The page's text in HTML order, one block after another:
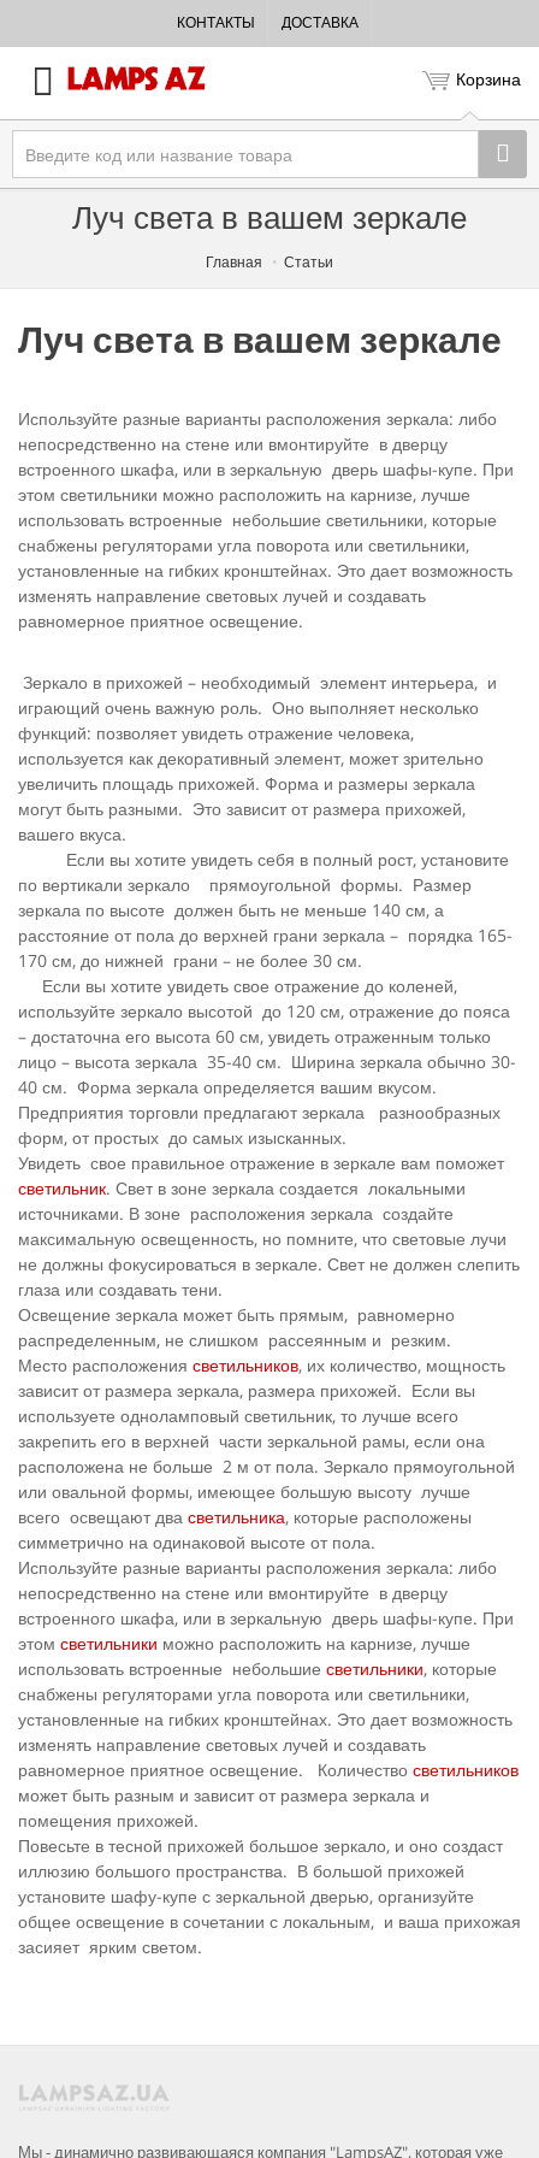
КОНТАКТЫ ДОСТАВКА
Корзина
Луч света в вашем зеркале
Главная Статьи
Луч света в вашем зеркале
Используйте разные варианты расположения зеркала: либо
непосредственно на стене или вмонтируйте в дверцу
встроенного шкафа, или в зеркальную дверь шафы-купе. При
этом светильники можно расположить на карнизе, лучше
использовать встроенные небольшие светильники, которые
снабжены регуляторами угла поворота или светильники,
установленные на гибких кронштейнах. Это дает возможность
изменять направление световых лучей и создавать
равномерное приятное освещение.
Зеркало в прихожей – необходимый элемент интерьера, и
играющий очень важную роль. Оно выполняет несколько
функций: позволяет увидеть отражение человека,
используется как декоративный элемент, может зрительно
увеличить площадь прихожей. Форма и размеры зеркала
могут быть разными. Это зависит от размера прихожей,
вашего вкуса.
Если вы хотите увидеть себя в полный рост, установите
по вертикали зеркало прямоугольной формы. Размер
зеркала по высоте должен быть не меньше 140 см, а
расстояние от пола до верхней грани зеркала – порядка 165-
170 см, до нижней грани – не более 30 см.
Если вы хотите увидеть свое отражение до коленей,
используйте зеркало высотой до 120 см, отражение до пояса
– достаточна его высота 60 см, увидеть отраженным только
лицо – высота зеркала 35-40 см. Ширина зеркала обычно 30-
40 см. Форма зеркала определяется вашим вкусом.
Предприятия торговли предлагают зеркала разнообразных
форм, от простых до самых изысканных.
Увидеть свое правильное отражение в зеркале вам поможет
светильник. Свет в зоне зеркала создается локальными
источниками. В зоне расположения зеркала создайте
максимальную освещенность, но помните, что световые лучи
не должны фокусироваться в зеркале. Свет не должен слепить
глаза или создавать тени.
Освещение зеркала может быть прямым, равномерно
распределенным, не слишком рассеянным и резким.
Место расположения светильников, их количество, мощность
зависит от размера зеркала, размера прихожей. Если вы
используете одноламповый светильник, то лучше всего
закрепить его в верхней части зеркальной рамы, если она
расположена не больше 2 м от пола. Зеркало прямоугольной
или овальной формы, имеющее большую высоту лучше
всего освещают два светильника, которые расположены
симметрично на одинаковой высоте от пола.
Используйте разные варианты расположения зеркала: либо
непосредственно на стене или вмонтируйте в дверцу
встроенного шкафа, или в зеркальную дверь шафы-купе. При
этом светильники можно расположить на карнизе, лучше
использовать встроенные небольшие светильники, которые
снабжены регуляторами угла поворота или светильники,
установленные на гибких кронштейнах. Это дает возможность
изменять направление световых лучей и создавать
равномерное приятное освещение. Количество светильников
может быть разным и зависит от размера зеркала и
помещения прихожей.
Повесьте в тесной прихожей большое зеркало, и оно создаст
иллюзию большого пространства. В большой прихожей
установите шафу-купе с зеркальной дверью, организуйте
общее освещение в сочетании с локальным, и ваша прихожая
засияет ярким светом.
Мы - динамично развивающаяся компания "LampsAZ", которая уже